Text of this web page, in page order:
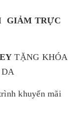
GIẢM TRỰC
TẶNG KHÓA
DA
khuyến mãi